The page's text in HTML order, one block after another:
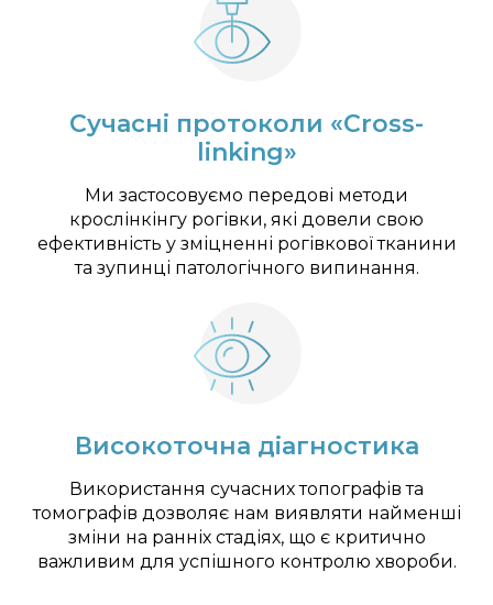
Сучасні протоколи «Cross-
linking»
Ми застосовуємо передові методи
крослінкінгу рогівки, які довели свою
ефективність у зміцненні рогівкової тканини
та зупинці патологічного випинання.
Високоточна діагностика
Використання сучасних топографів та
томографів дозволяє нам виявляти найменші
зміни на ранніх стадіях, що є критично
важливим для успішного контролю хвороби.